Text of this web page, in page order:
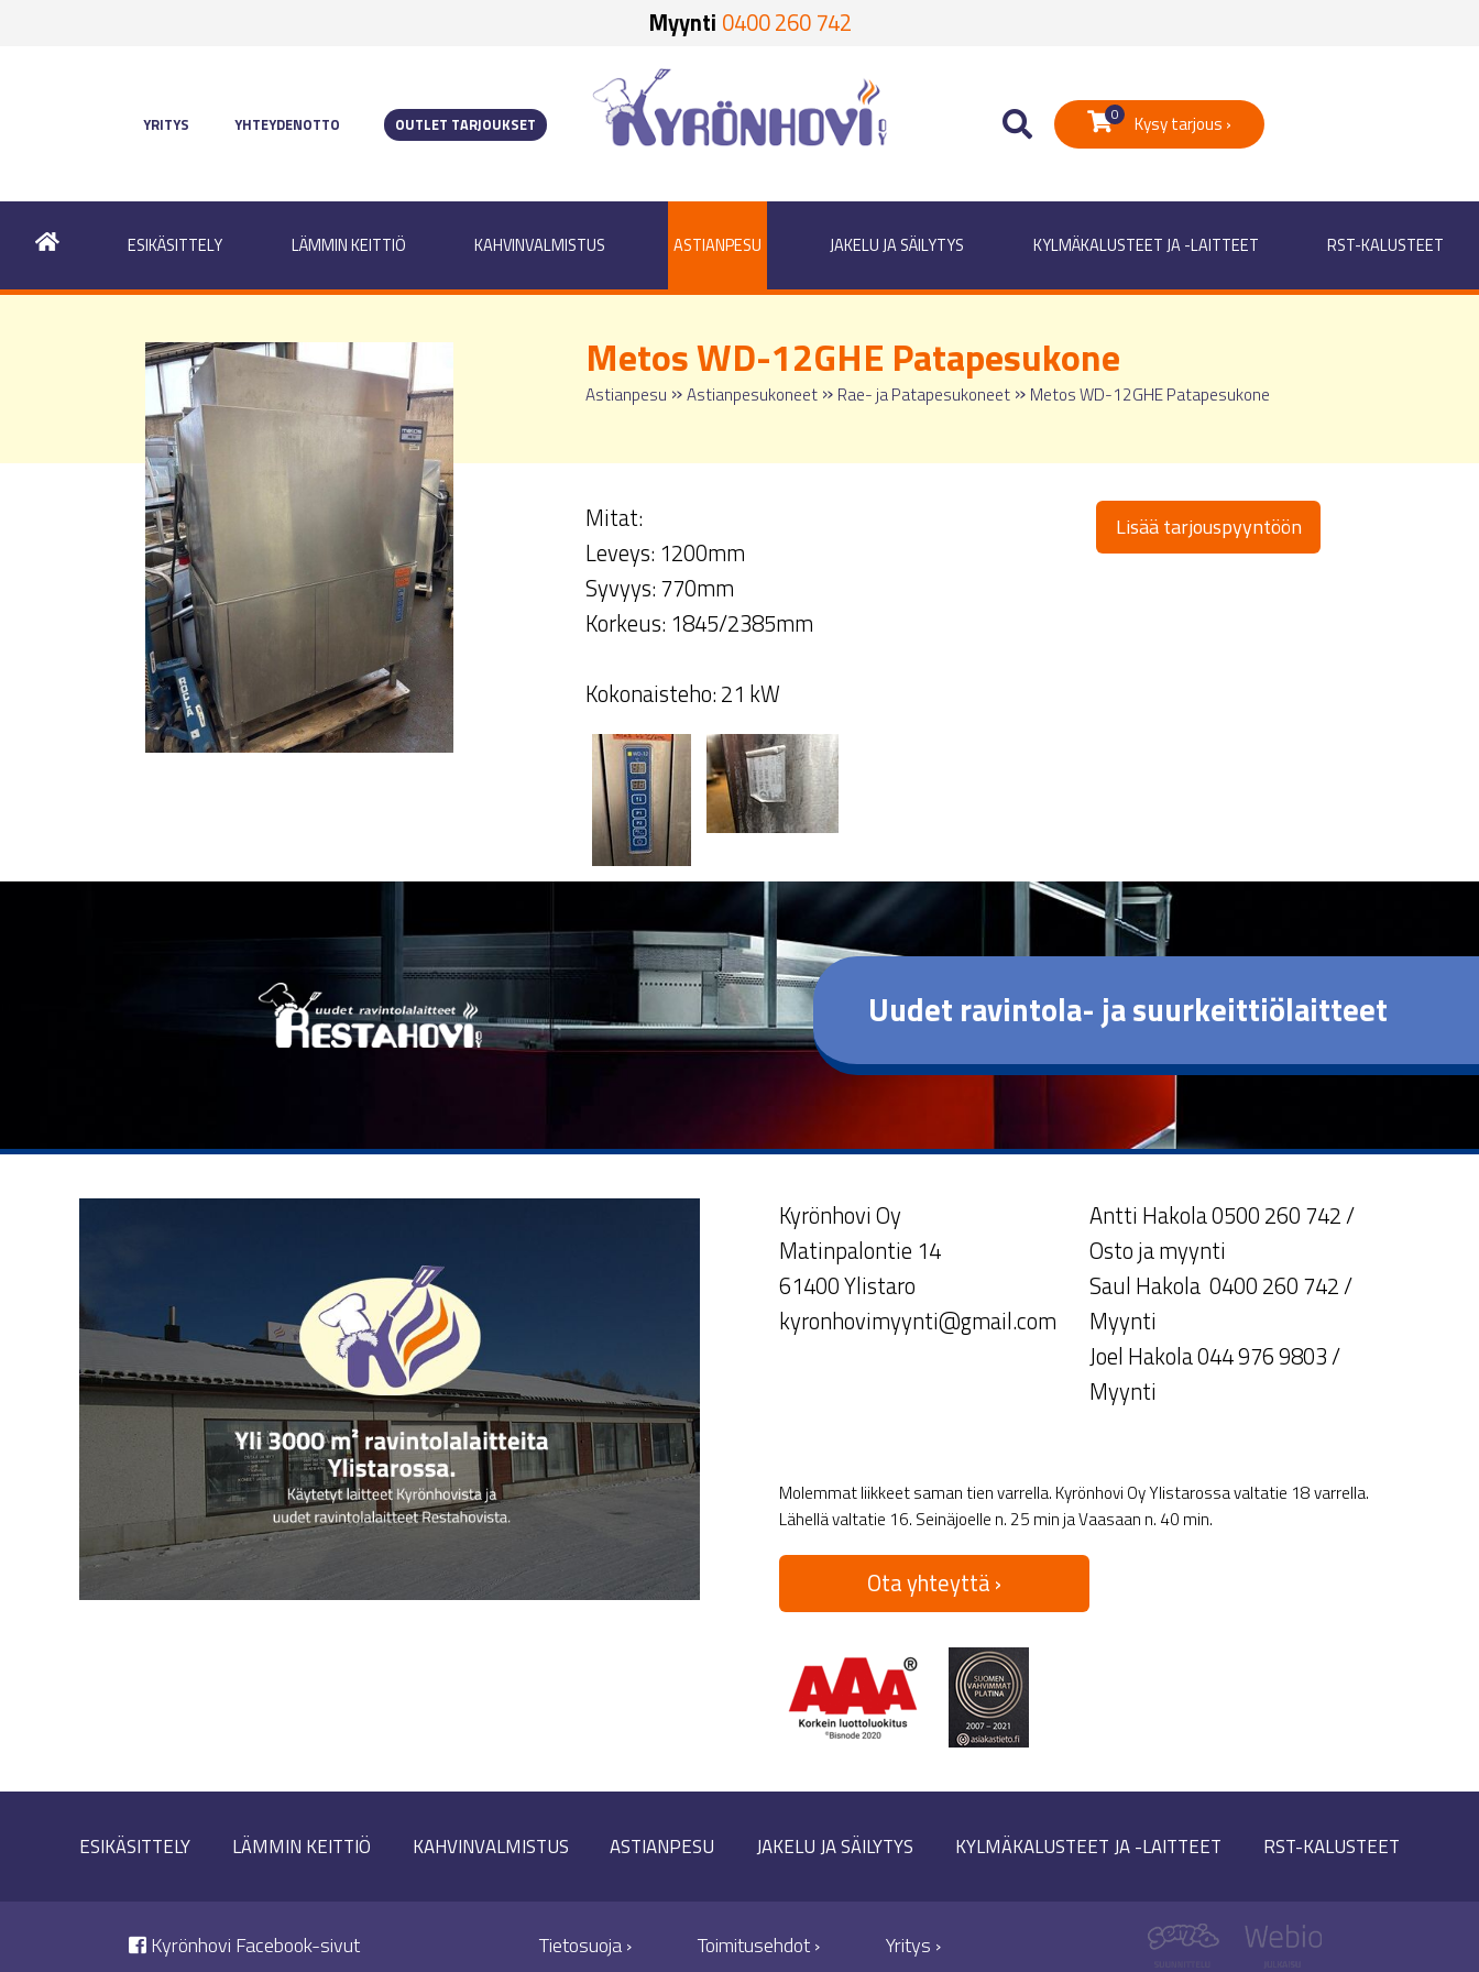
Myynti 0400 260 742
YRITYS YHTEYDENOTTO OUTLET TARJOUKSET
0 Kysy tarjous ›
ESIKÄSITTELY LÄMMIN KEITTIÖ KAHVINVALMISTUS ASTIANPESU JAKELU JA SÄILYTYS KYLMÄKALUSTEET JA -LAITTEET RST-KALUSTEET
Metos WD-12GHE Patapesukone
Astianpesu »Astianpesukoneet » Rae- ja Patapesukoneet » Metos WD-12GHE Patapesukone
Mitat:
Leveys: 1200mm
Syvyys: 770mm
Korkeus: 1845/2385mm
Kokonaisteho: 21 kW
Lisää tarjouspyyntöön
Uudet ravintola- ja suurkeittiölaitteet
Kyrönhovi Oy
Matinpalontie 14
61400 Ylistaro
kyronhovimyynti@gmail.com
Antti Hakola 0500 260 742 /
Osto ja myynti
Saul Hakola 0400 260 742 /
Myynti
Joel Hakola 044 976 9803 /
Myynti
Molemmat liikkeet saman tien varrella. Kyrönhovi Oy Ylistarossa valtatie 18 varrella.
Lähellä valtatie 16. Seinäjoelle n. 25 min ja Vaasaan n. 40 min.
Ota yhteyttä ›
ESIKÄSITTELY LÄMMIN KEITTIÖ KAHVINVALMISTUS ASTIANPESU JAKELU JA SÄILYTYS KYLMÄKALUSTEET JA -LAITTEET RST-KALUSTEET
Kyrönhovi Facebook-sivut Tietosuoja › Toimitusehdot › Yritys ›